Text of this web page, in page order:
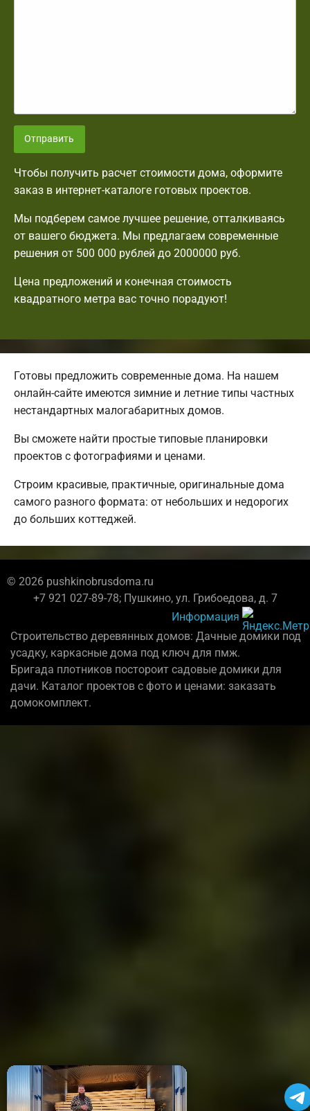
Отправить
Чтобы получить расчет стоимости дома, оформите
заказ в интернет-каталоге готовых проектов.
Мы подберем самое лучшее решение, отталкиваясь
от вашего бюджета. Мы предлагаем современные
решения от 500 000 рублей до 2000000 руб.
Цена предложений и конечная стоимость
квадратного метра вас точно порадуют!
Готовы предложить современные дома. На нашем
онлайн-сайте имеются зимние и летние типы частных
нестандартных малогабаритных домов.
Вы сможете найти простые типовые планировки
проектов с фотографиями и ценами.
Строим красивые, практичные, оригинальные дома
самого разного формата: от небольших и недорогих
до больших коттеджей.
© 2026 pushkinobrusdoma.ru
+7 921 027-89-78; Пушкино, ул. Грибоедова, д. 7
Информация
Строительство деревянных домов: Дачные домики под
усадку, каркасные дома под ключ для пмж.
Бригада плотников постороит садовые домики для
дачи. Каталог проектов с фото и ценами: заказать
домокомплект.